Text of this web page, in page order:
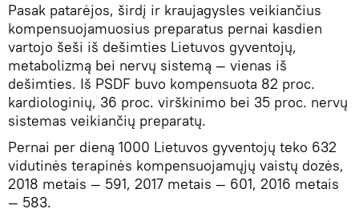
Pasak patarėjos, širdį ir kraujagysles veikiančius
kompensuojamuosius preparatus pernai kasdien
vartojo šeši iš dešimties Lietuvos gyventojų,
metabolizmą bei nervų sistemą — vienas iš
dešimties. Iš PSDF buvo kompensuota 82 proc.
kardiologinių, 36 proc. virškinimo bei 35 proc. nervų
sistemas veikiančių preparatų.
Pernai per dieną 1000 Lietuvos gyventojų teko 632
vidutinės terapinės kompensuojamųjų vaistų dozės,
2018 metais — 591, 2017 metais — 601, 2016 metais
— 583.